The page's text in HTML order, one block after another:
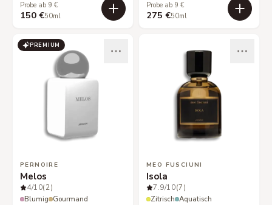
Probe ab 9 €
150 €50ml
Probe ab 9 €
275 €50ml
PREMIUM
PERNOIRE
Melos
4/10(2)
Blumig Gourmand
MEO FUSCIUNI
Isola
7.9/10(7)
Zitrisch Aquatisch